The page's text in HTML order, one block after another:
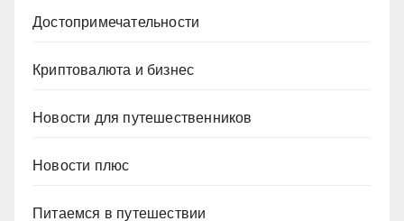
Достопримечательности
Криптовалюта и бизнес
Новости для путешественников
Новости плюс
Питаемся в путешествии